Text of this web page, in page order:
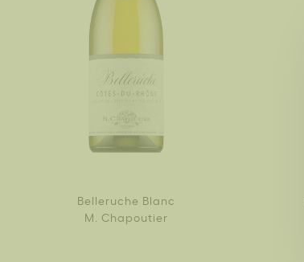
Belleruche Blanc
M. Chapoutier